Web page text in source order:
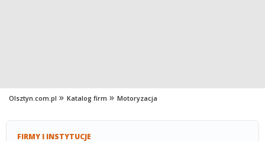
Olsztyn.com.pl Katalog firm Motoryzacja
FIRMY I INSTYTUCJE